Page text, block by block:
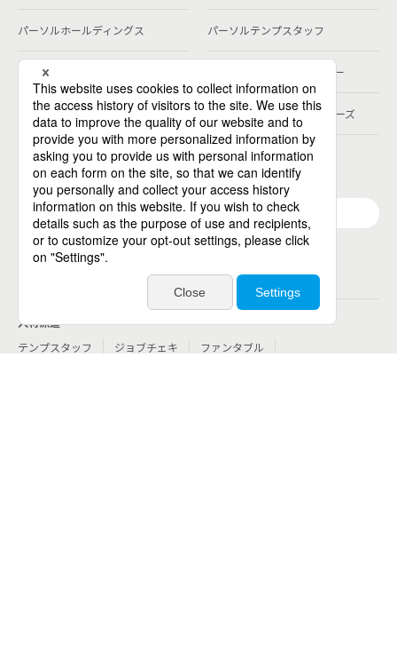
パーソルホールディングス パーソルテンプスタッフ
パーソルビジネスプロセスデザイン パーソルクロステクノロジー
パーソルキャリア パーソルデジタルベンチャーズ
パーソル総合研究所
グループ会社一覧
人材派遣
テンプスタッフ
ジョブチェキ
ファンタブル